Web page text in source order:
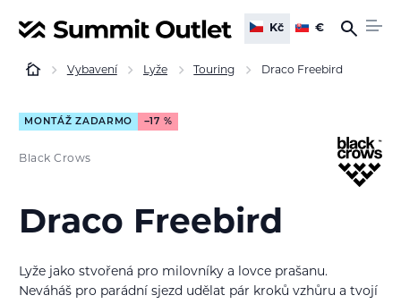
Kč €
Vybavení Lyže Touring Draco Freebird
MONTÁŽ ZADARMO −17 %
Black Crows
Draco Freebird
Lyže jako stvořená pro milovníky a lovce prašanu.
Neváháš pro parádní sjezd udělat pár kroků vzhůru a tvojí